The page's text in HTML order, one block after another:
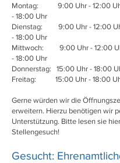
Montag: 9:00 Uhr - 12:00
- 18:00 Uhr
Dienstag: 9:00 Uhr - 12:00
- 18:00 Uhr
Mittwoch: 9:00 Uhr - 12:00
- 18:00 Uhr
Donnerstag: 15:00 Uhr - 18:00
Freitag: 15:00 Uhr - 18:00
Gerne würden wir die
erweitern. Hierzu benötigen wir
Unterstützung. Bitte lesen sie
Stellengesuch!
Gesucht: Ehrena